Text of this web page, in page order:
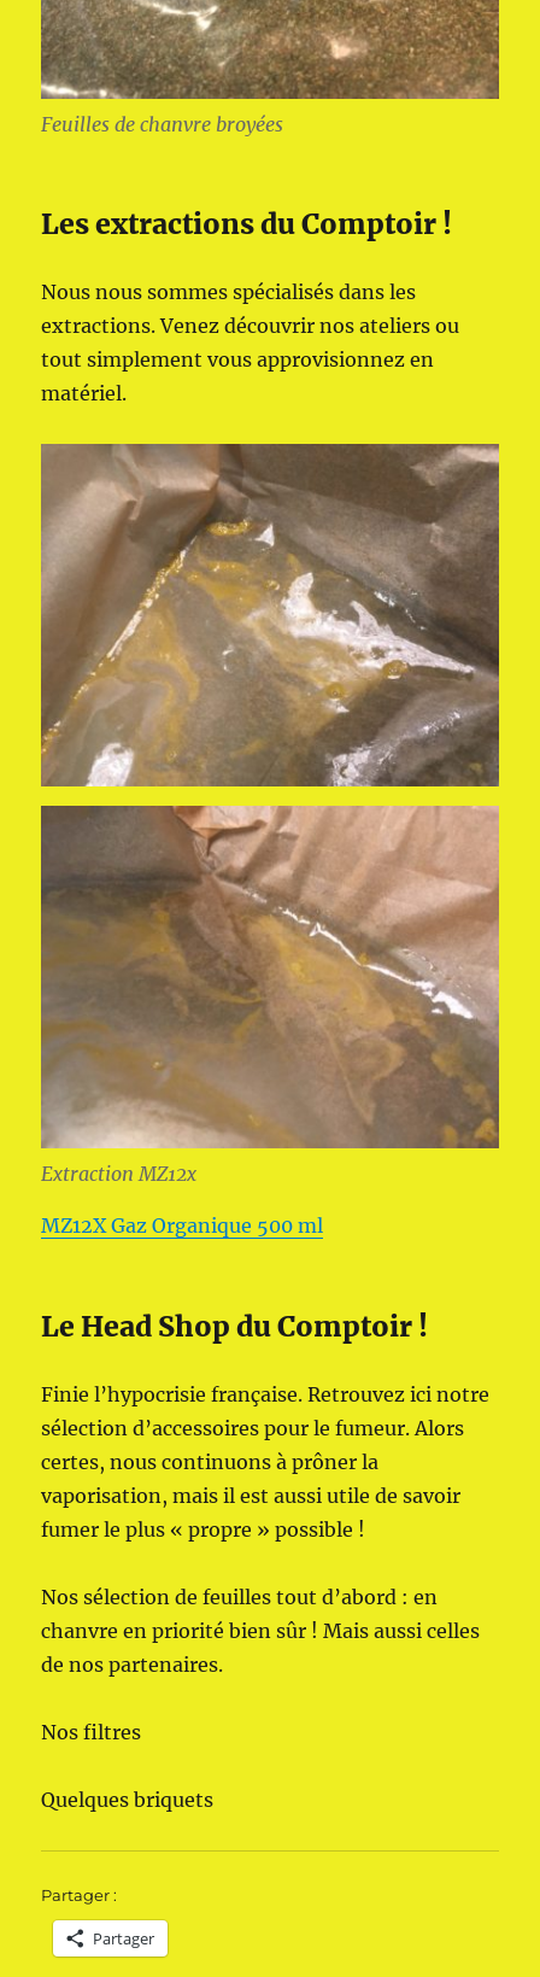
Feuilles de chanvre broyées
Les extractions du Comptoir !
Nous nous sommes spécialisés dans les
extractions. Venez découvrir nos ateliers ou
tout simplement vous approvisionnez en
matériel.
Extraction MZ12x
MZ12X Gaz Organique 500 ml
Le Head Shop du Comptoir !
Finie l’hypocrisie française. Retrouvez ici notre
sélection d’accessoires pour le fumeur. Alors
certes, nous continuons à prôner la
vaporisation, mais il est aussi utile de savoir
fumer le plus « propre » possible !
Nos sélection de feuilles tout d’abord : en
chanvre en priorité bien sûr ! Mais aussi celles
de nos partenaires.
Nos filtres
Quelques briquets
Partager :
Partager